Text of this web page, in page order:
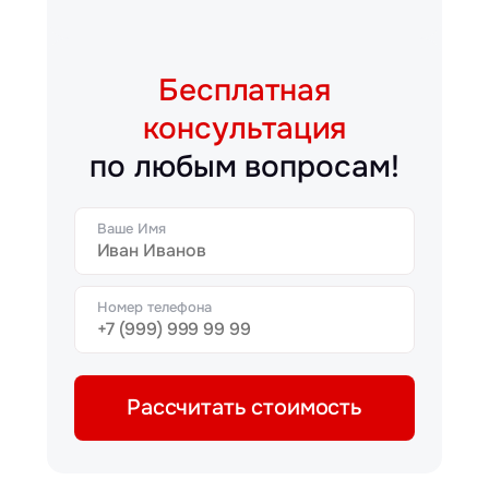
Бесплатная
консультация
по любым вопросам!
Ваше Имя
Номер телефона
Рассчитать стоимость